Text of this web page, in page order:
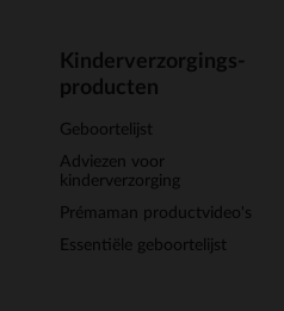
Kinderverzorgings-
producten
Geboortelijst
Adviezen voor
kinderverzorging
Prémaman productvideo's
Essentiële geboortelijst